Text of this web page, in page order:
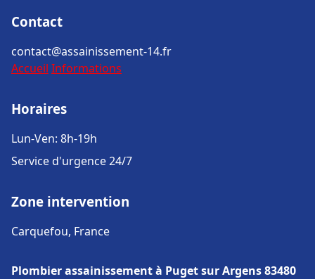
Contact
contact@assainissement-14.fr
Accueil Informations
Horaires
Lun-Ven: 8h-19h
Service d'urgence 24/7
Zone intervention
Carquefou, France
Plombier assainissement à Puget sur Argens 83480